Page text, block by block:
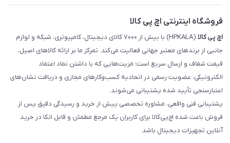
رهگیری مرسولات ماهکس
فروشگاه اینترنتی اچ پی کالا
اچ‌ پی‌ کالا
(HPKALA) با بیش از ۷۰۰۰ کالای دیجیتال، کامپیوتری، شبکه و لوازم
جانبی از برندهای معتبر جهانی فعالیت می‌کند. تمرکز ما بر ارائه کالاهای اصیل،
قیمت شفاف و ارسال سریع است؛ مزیت‌هایی که با داشتن نماد اعتماد
الکترونیکی، عضویت رسمی در اتحادیه کسب‌وکارهای مجازی و دریافت نشان‌های
اعتبارسنجی تأیید شده پشتیبانی می‌شوند.
پشتیبانی فنی واقعی، مشاوره تخصصی پیش از خرید و رسیدگی دقیق پس از
فروش باعث شده اچ‌پی‌کالا برای کاربران یک مرجع مطمئن و قابل اتکا در خرید
آنلاین تجهیزات دیجیتال باشد.